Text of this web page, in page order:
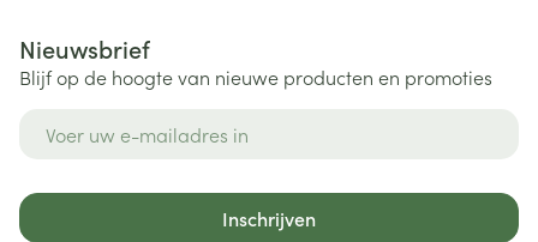
Nieuwsbrief
Blijf op de hoogte van nieuwe producten en promoties
Inschrijven